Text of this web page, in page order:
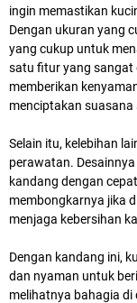
ingin memastikan
Dengan ukuran yang
yang cukup untuk
satu fitur yang sangat
memberikan
menciptakan
Selain itu, kelebihan
perawatan.
kandang dengan
membongkarnya jika
menjaga kebersihan
Dengan kandang ini,
dan nyaman untuk
melihatnya bahagia